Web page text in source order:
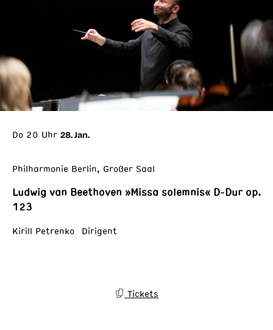
Do 20 Uhr 28. Jan.
Philharmonie Berlin, Großer Saal
Ludwig van Beethoven »Missa solemnis« D-Dur op.
123
Kirill Petrenko Dirigent
Tickets